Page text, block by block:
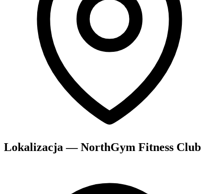
Lokalizacja — NorthGym Fitness Club